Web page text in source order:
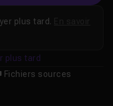
Fichiers sources
plus tard.
plus tard